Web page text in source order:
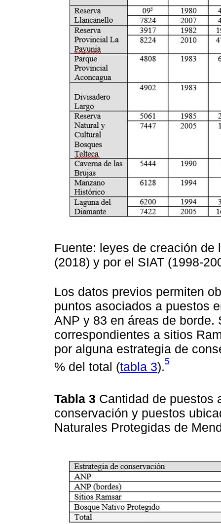
Fuente: leyes de creación de
(2018) y por el SIAT (1998-
Los datos previos permiten
puntos asociados a puestos
ANP y 83 en áreas de
correspondientes a sitios
por alguna estrategia de
% del total (tabla 3).5
Tabla 3 Cantidad de puestos
conservación y puestos
Naturales Protegidas de